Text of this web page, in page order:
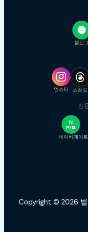
블로
인스타 스레드
신
N
pay +
네이버페이
Copyright © 2026